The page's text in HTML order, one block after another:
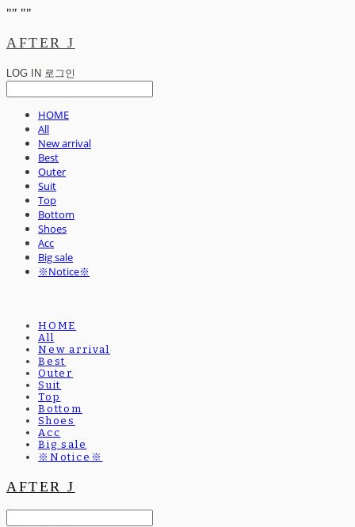
"" ""
AFTER J
LOG IN 로그인
HOME
All
New arrival
Best
Outer
Suit
Top
Bottom
Shoes
Acc
Big sale
※Notice※
HOME
All
New arrival
Best
Outer
Suit
Top
Bottom
Shoes
Acc
Big sale
※Notice※
AFTER J